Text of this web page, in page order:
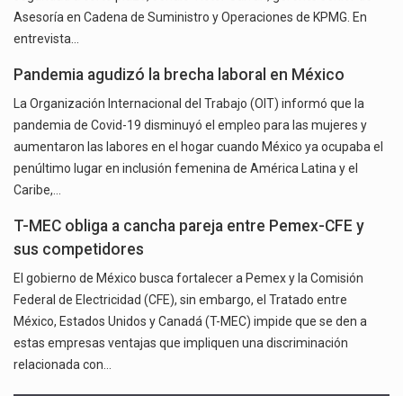
Asesoría en Cadena de Suministro y Operaciones de KPMG. En
entrevista…
Pandemia agudizó la brecha laboral en México
La Organización Internacional del Trabajo (OIT) informó que la
pandemia de Covid-19 disminuyó el empleo para las mujeres y
aumentaron las labores en el hogar cuando México ya ocupaba el
penúltimo lugar en inclusión femenina de América Latina y el
Caribe,…
T-MEC obliga a cancha pareja entre Pemex-CFE y
sus competidores
El gobierno de México busca fortalecer a Pemex y la Comisión
Federal de Electricidad (CFE), sin embargo, el Tratado entre
México, Estados Unidos y Canadá (T-MEC) impide que se den a
estas empresas ventajas que impliquen una discriminación
relacionada con…